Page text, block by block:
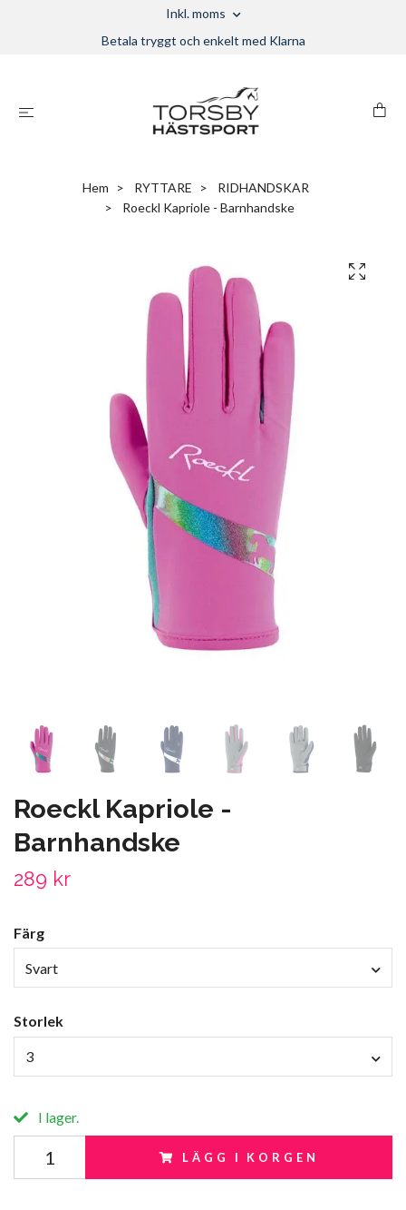
Inkl. moms
Betala tryggt och enkelt med Klarna
Hem RYTTARE
RIDHANDSKAR
Roeckl Kapriole - Barnhandske
Roeckl Kapriole -
Barnhandske
289 kr
Färg
Svart
Storlek
3
I lager.
LÄGG I KORGEN